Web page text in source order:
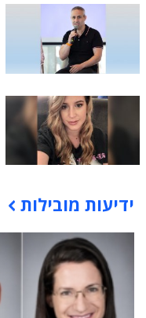
תוכן פרסומי
ידיעות מובילות